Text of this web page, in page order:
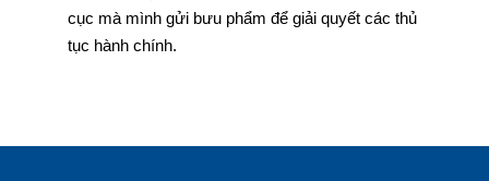
cục mà mình gửi bưu phẩm để giải quyết các thủ
tục hành chính.